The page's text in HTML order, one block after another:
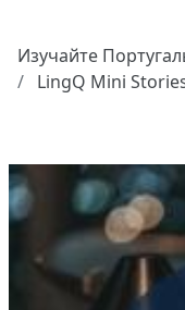
Изучайте
LingQ Mini